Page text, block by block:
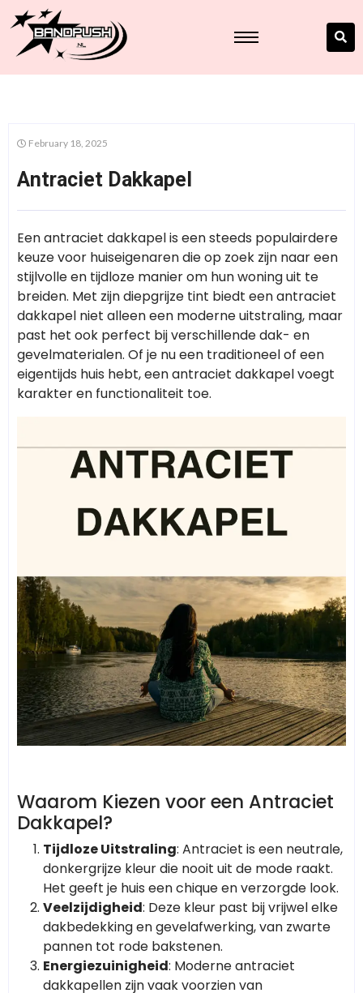
February 18, 2025
Antraciet Dakkapel
Een antraciet dakkapel is een steeds populairdere
keuze voor huiseigenaren die op zoek zijn naar een
stijlvolle en tijdloze manier om hun woning uit te
breiden. Met zijn diepgrijze tint biedt een antraciet
dakkapel niet alleen een moderne uitstraling, maar
past het ook perfect bij verschillende dak- en
gevelmaterialen. Of je nu een traditioneel of een
eigentijds huis hebt, een antraciet dakkapel voegt
karakter en functionaliteit toe.
Waarom Kiezen voor een Antraciet
Dakkapel?
Tijdloze Uitstraling: Antraciet is een neutrale,
donkergrijze kleur die nooit uit de mode raakt.
Het geeft je huis een chique en verzorgde look.
Veelzijdigheid: Deze kleur past bij vrijwel elke
dakbedekking en gevelafwerking, van zwarte
pannen tot rode bakstenen.
Energiezuinigheid: Moderne antraciet
dakkapellen zijn vaak voorzien van